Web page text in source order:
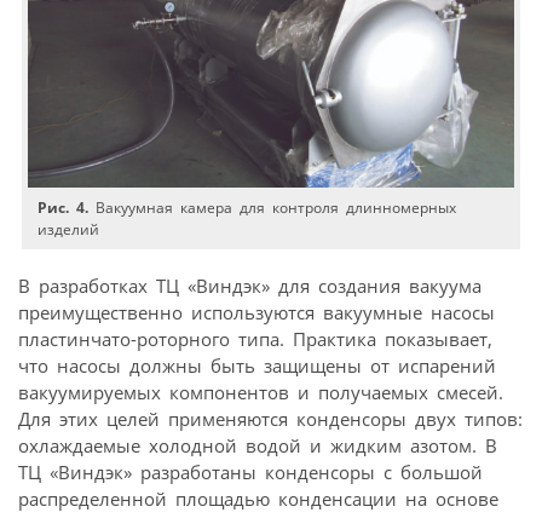
Рис. 4. Вакуумная камера для контроля длинномерных
изделий
В разработках ТЦ «Виндэк» для создания вакуума
преимущественно используются вакуумные насосы
пластинчато-роторного типа. Практика показывает,
что насосы должны быть защищены от испарений
вакуумируемых компонентов и получаемых смесей.
Для этих целей применяются конденсоры двух типов:
охлаждаемые холодной водой и жидким азотом. В
ТЦ «Виндэк» разработаны конденсоры с большой
распределенной площадью конденсации на основе